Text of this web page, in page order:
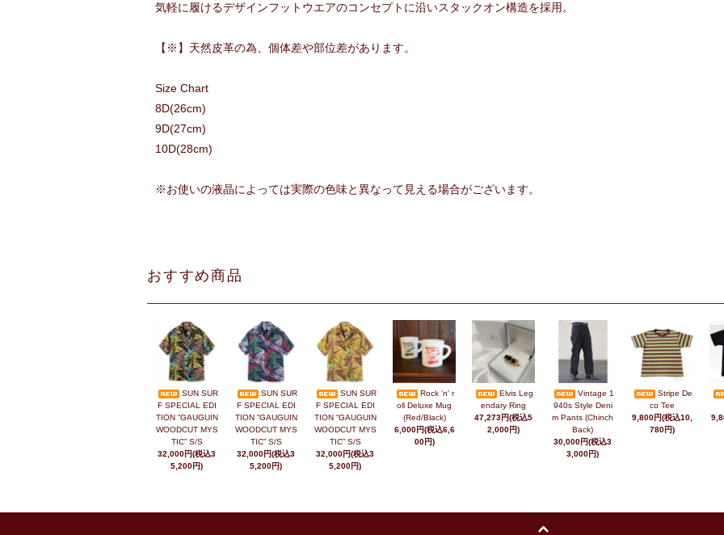
気軽に履けるデザインフットウエアのコンセプトに沿いスタックオン構造を採用。
【※】天然皮革の為、個体差や部位差があります。
Size Chart
8D(26cm)
9D(27cm)
10D(28cm)
※お使いの液晶によっては実際の色味と異なって見える場合がございます。
おすすめ商品
SUN SUR
F SPECIAL EDI
TION “GAUGUIN
WOODCUT MYS
TIC” S/S
32,000円(税込3
5,200円)
SUN SUR
F SPECIAL EDI
TION “GAUGUIN
WOODCUT MYS
TIC” S/S
32,000円(税込3
5,200円)
SUN SUR
F SPECIAL EDI
TION “GAUGUIN
WOODCUT MYS
TIC” S/S
32,000円(税込3
5,200円)
Rock 'n' r
oll Deluxe Mug
(Red/Black)
6,000円(税込6,6
00円)
Elvis Leg
endary Ring
47,273円(税込5
2,000円)
Vintage 1
940s Style Deni
m Pants (Chinch
Back)
30,000円(税込3
3,000円)
Stripe De
co Tee
9,800円(税込10,
780円)